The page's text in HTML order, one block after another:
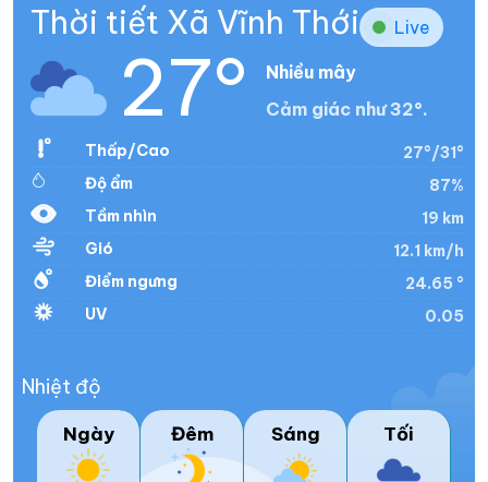
Thời tiết Xã Vĩnh Thới Live
27°
Nhiều mây
Cảm giác như 32°.
Thấp/Cao
27°/31°
Độ ẩm
87%
Tầm nhìn
19 km
Gió
12.1 km/h
Điểm ngưng
24.65 °
UV
0.05
Nhiệt độ
Ngày Đêm Sáng Tối